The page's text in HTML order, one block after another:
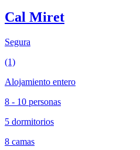
Cal Miret
Segura
(1)
Alojamiento entero
8 - 10 personas
5 dormitorios
8 camas